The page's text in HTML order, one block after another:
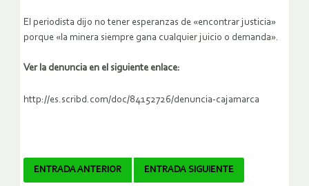
El periodista dijo no tener esperanzas de «encontrar justicia»
porque «la minera siempre gana cualquier juicio o demanda».
Ver la denuncia en el siguiente enlace:
http://es.scribd.com/doc/84152726/denuncia-cajamarca
Navegador
ENTRADA ANTERIOR ENTRADA SIGUIENTE